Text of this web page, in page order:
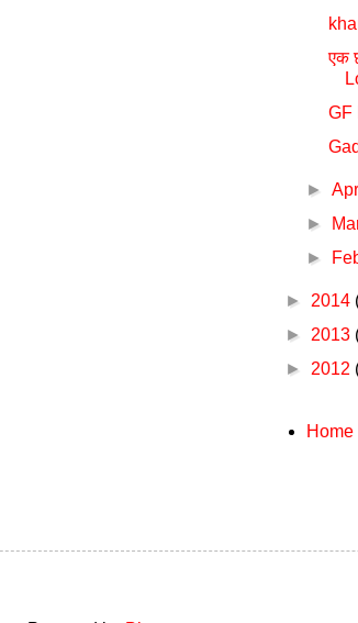
एक
GF
►
►
►
► 2014
► 2013
► 2012
Home